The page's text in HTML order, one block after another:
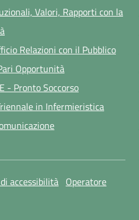
Valori, Rapporti con la
Relazioni con il Pubblico
Opportunità
- Pronto Soccorso
in Infermieristica
accessibilità Operatore